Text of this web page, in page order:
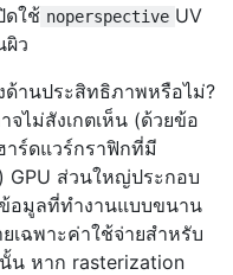
ดใช้ noperspective UV
ว
านประสิทธิภาพหรือไม่?
ไม่สังเกตเห็น (ด้วยข้อ
าร์ดแวร์กราฟิกที่มี
GPU ส่วนใหญ่ประกอบ
อมูลที่ทำงานแบบขนาน
ฉพาะค่าใช้จ่ายสำหรับ
น หาก rasterization